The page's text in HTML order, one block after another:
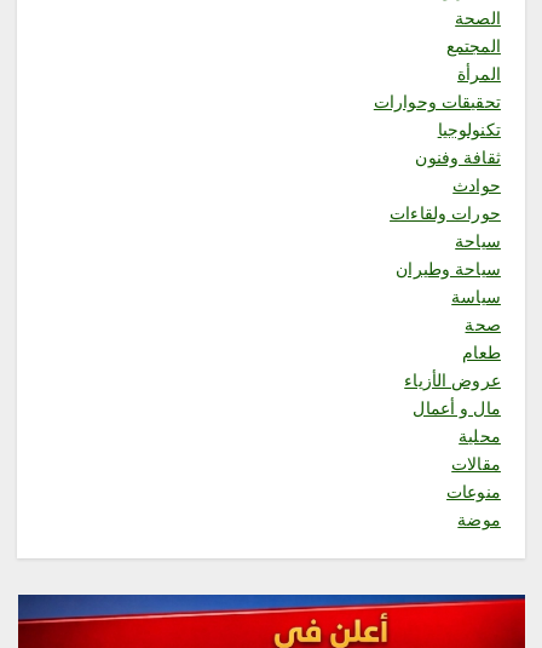
الصحة
المجتمع
المرأة
تحقيقات وحوارات
تكنولوجيا
ثقافة وفنون
حوادث
حورات ولقاءات
سياحة
سياحة وطيران
سياسة
صحة
طعام
عروض الأزياء
مال و أعمال
محلية
مقالات
منوعات
موضة